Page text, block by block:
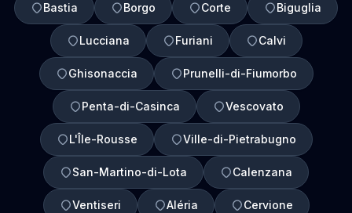
Bastia Borgo Corte Biguglia
Lucciana Furiani Calvi
Ghisonaccia Prunelli-di-Fiumorbo
Penta-di-Casinca Vescovato
L'Île-Rousse Ville-di-Pietrabugno
San-Martino-di-Lota Calenzana
Ventiseri Aléria Cervione